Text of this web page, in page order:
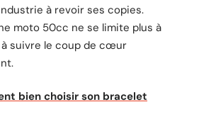
à revoir ses copies.
moto 50cc ne se limite plus à
suivre le coup de cœur
bien choisir son bracelet